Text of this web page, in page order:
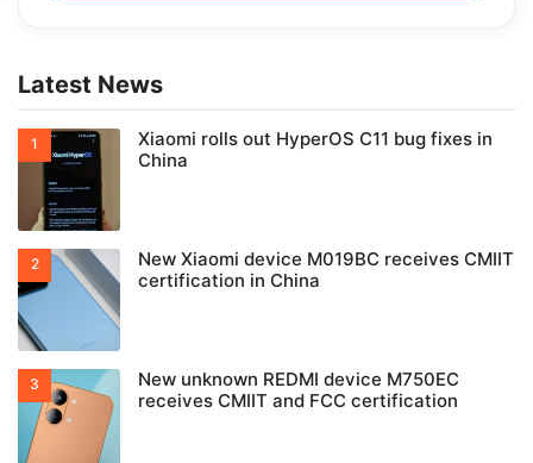
Latest News
Xiaomi rolls out HyperOS C11 bug fixes in
China
New Xiaomi device M019BC receives CMIIT
certification in China
New unknown REDMI device M750EC
receives CMIIT and FCC certification